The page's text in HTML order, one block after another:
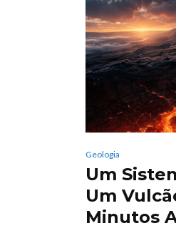
Geologia
Um
Um
Minutos